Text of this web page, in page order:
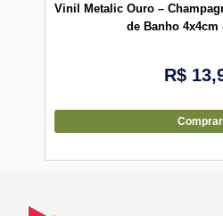
Vinil Metalic Ouro –
de Banho 4x4cm
R$
Comprar